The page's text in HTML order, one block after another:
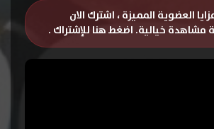
العضوية المميزة ، اشترك الان
مشاهدة خيالية. اضغط هنا للإشتراك .